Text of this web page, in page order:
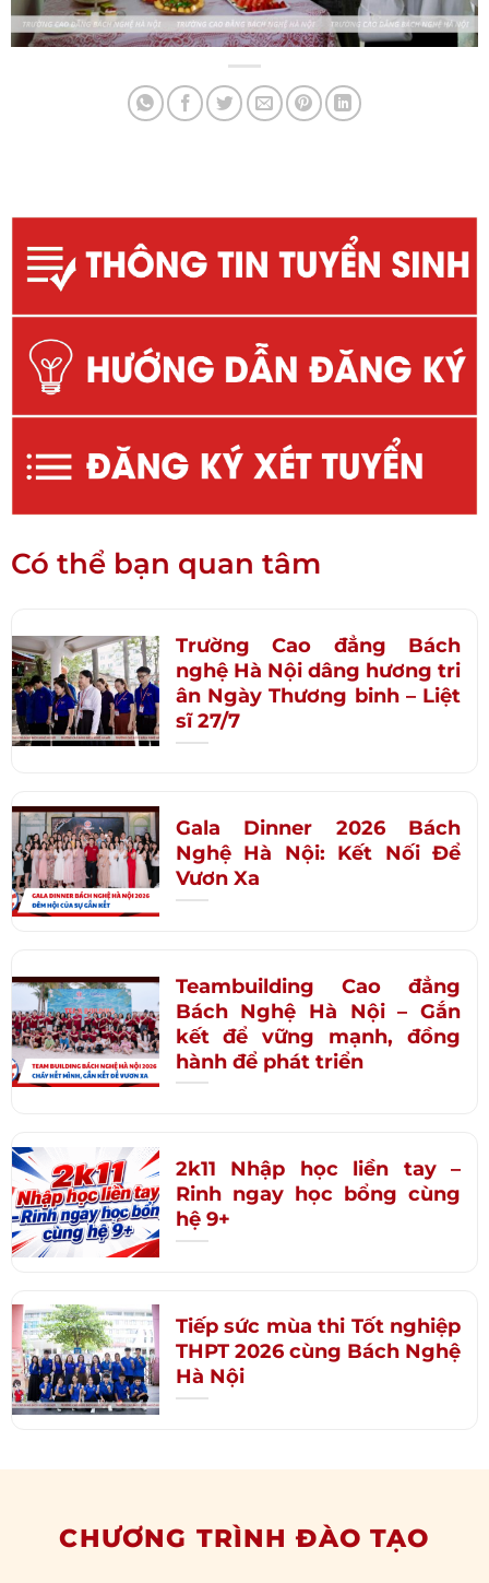
Có thể bạn quan tâm
Trường Cao đẳng Bách
nghệ Hà Nội dâng hương tri
ân Ngày Thương binh – Liệt
sĩ 27/7
Gala Dinner 2026 Bách
Nghệ Hà Nội: Kết Nối Để
Vươn Xa
Teambuilding Cao đẳng
Bách Nghệ Hà Nội – Gắn
kết để vững mạnh, đồng
hành để phát triển
2k11 Nhập học liền tay –
Rinh ngay học bổng cùng
hệ 9+
Tiếp sức mùa thi Tốt nghiệp
THPT 2026 cùng Bách Nghệ
Hà Nội
CHƯƠNG TRÌNH ĐÀO TẠO